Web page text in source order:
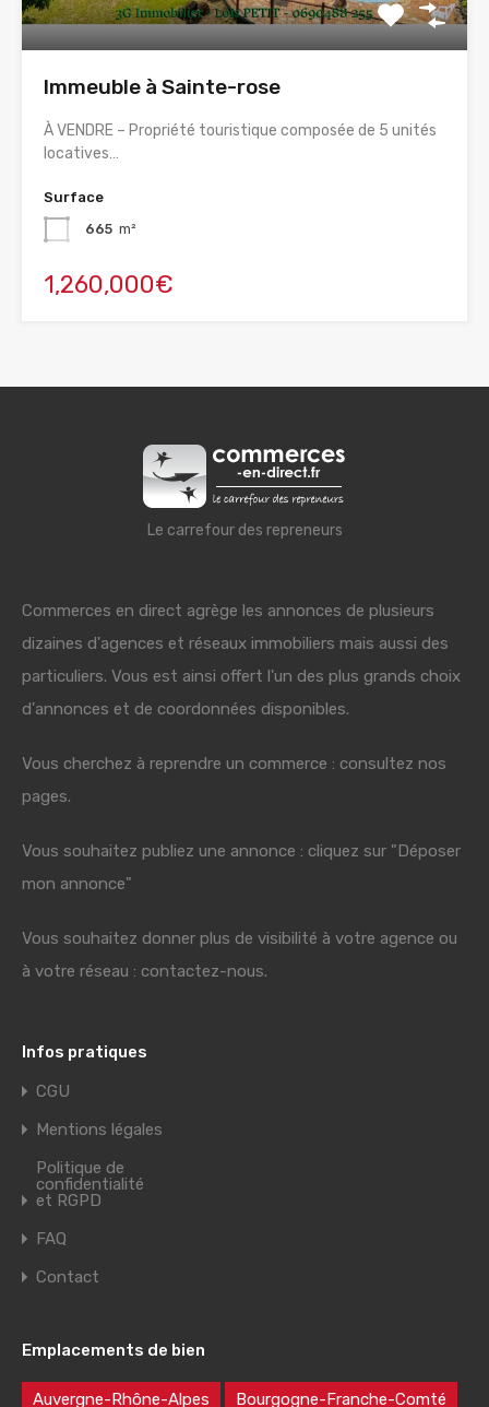
Immeuble à Sainte-rose
À VENDRE – Propriété touristique composée de 5 unités
locatives…
Surface
665 m²
1,260,000€
Le carrefour des repreneurs
Commerces en direct agrège les annonces de plusieurs
dizaines d'agences et réseaux immobiliers mais aussi des
particuliers. Vous est ainsi offert l'un des plus grands choix
d'annonces et de coordonnées disponibles.
Vous cherchez à reprendre un commerce : consultez nos
pages.
Vous souhaitez publiez une annonce : cliquez sur "Déposer
mon annonce"
Vous souhaitez donner plus de visibilité à votre agence ou
à votre réseau : contactez-nous.
Infos pratiques
CGU
Mentions légales
Politique de
confidentialité
et RGPD
FAQ
Contact
Emplacements de bien
Auvergne-Rhône-Alpes Bourgogne-Franche-Comté